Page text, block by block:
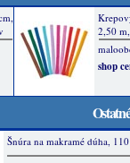
Šnúra na makramé dúha,